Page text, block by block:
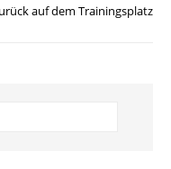
auf dem Trainingsplatz